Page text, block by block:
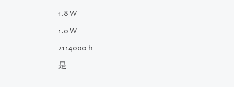
1.8 W
1.0 W
2114000 h
是